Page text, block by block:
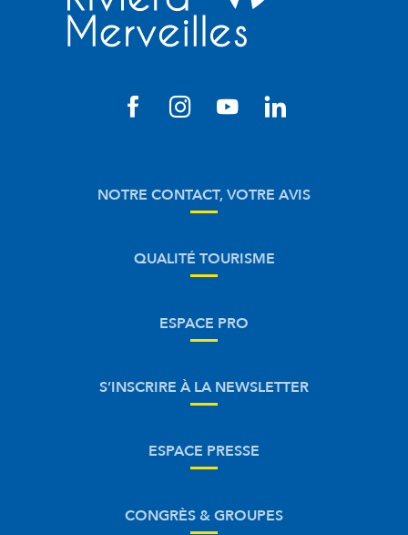
NOTRE CONTACT, VOTRE AVIS
QUALITÉ TOURISME
ESPACE PRO
S’INSCRIRE À LA NEWSLETTER
ESPACE PRESSE
CONGRÈS & GROUPES